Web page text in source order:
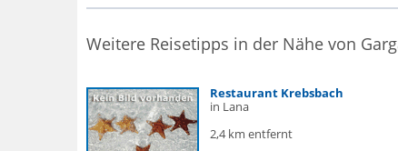
Weitere Reisetipps in der Nähe von
Restaurant Krebsbach
in Lana
2,4 km entfernt